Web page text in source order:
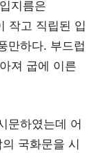
지름은
작고 직립된 입
만하다. 부드럽
져 굽에 이른
문하였는데 어
국화문을 시